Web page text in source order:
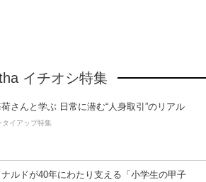
イチオシ特集
荷さんと学ぶ 日常に潜む“人身取引”のリアル
タイアップ特集
ルドが40年にわたり支える「小学生の甲子